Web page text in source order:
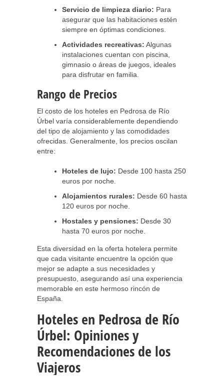
Servicio de limpieza diario: Para
asegurar que las habitaciones estén
siempre en óptimas condiciones.
Actividades recreativas: Algunas
instalaciones cuentan con piscina,
gimnasio o áreas de juegos, ideales
para disfrutar en familia.
Rango de Precios
El costo de los hoteles en Pedrosa de Río
Úrbel varía considerablemente dependiendo
del tipo de alojamiento y las comodidades
ofrecidas. Generalmente, los precios oscilan
entre:
Hoteles de lujo: Desde 100 hasta 250
euros por noche.
Alojamientos rurales: Desde 60 hasta
120 euros por noche.
Hostales y pensiones: Desde 30
hasta 70 euros por noche.
Esta diversidad en la oferta hotelera permite
que cada visitante encuentre la opción que
mejor se adapte a sus necesidades y
presupuesto, asegurando así una experiencia
memorable en este hermoso rincón de
España.
Hoteles en Pedrosa de Río
Úrbel: Opiniones y
Recomendaciones de los
Viajeros